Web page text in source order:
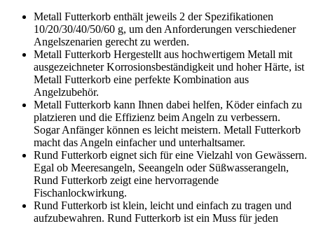
Metall Futterkorb enthält jeweils 2 der Spezifikationen
10/20/30/40/50/60 g, um den Anforderungen verschiedener
Angelszenarien gerecht zu werden.
Metall Futterkorb Hergestellt aus hochwertigem Metall mit
ausgezeichneter Korrosionsbeständigkeit und hoher Härte, ist
Metall Futterkorb eine perfekte Kombination aus
Angelzubehör.
Metall Futterkorb kann Ihnen dabei helfen, Köder einfach zu
platzieren und die Effizienz beim Angeln zu verbessern.
Sogar Anfänger können es leicht meistern. Metall Futterkorb
macht das Angeln einfacher und unterhaltsamer.
Rund Futterkorb eignet sich für eine Vielzahl von Gewässern.
Egal ob Meeresangeln, Seeangeln oder Süßwasserangeln,
Rund Futterkorb zeigt eine hervorragende
Fischanlockwirkung.
Rund Futterkorb ist klein, leicht und einfach zu tragen und
aufzubewahren. Rund Futterkorb ist ein Muss für jeden